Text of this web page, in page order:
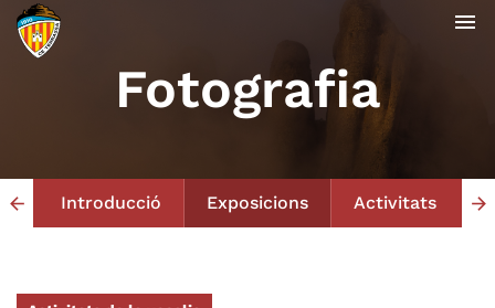
menu
Fotografia
Introducció Exposicions Activitats
arrow_back arrow_forward